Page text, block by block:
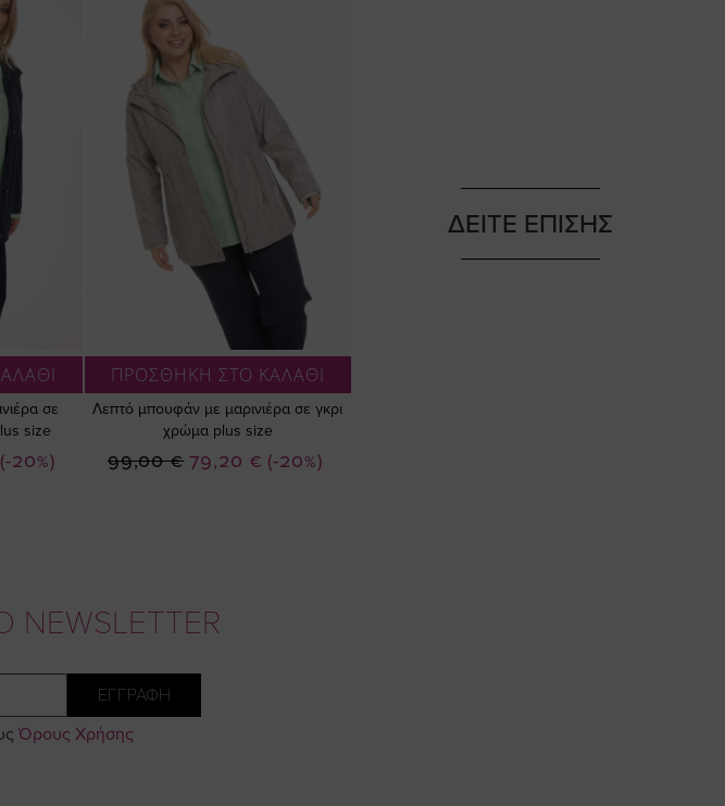
σε
size
(-20%)
ΠΡΟΣΘΗΚΗ ΣΤΟ ΚΑΛΑΘΙ
Λεπτό μπουφάν με μαρινιέρα σε γκρι
χρώμα plus size
(-20%)
Ειδική
79,20 €
99,00 €
ΔΕΙΤΕ ΕΠΙΣΗΣ
ΕΓΓΡΑΦΗ
Όρους Χρήσης